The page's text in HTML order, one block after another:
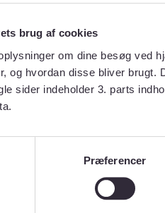
brug af cookies
om dine besøg ved
og hvordan disse bliver
sider indeholder 3. parts
Præferencer